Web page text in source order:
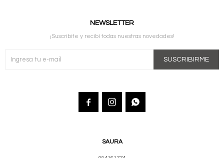
SAURA
NEWSLETTER
¡Suscribite y recibí todas nuestras novedades!
SUSCRIBIRME
  